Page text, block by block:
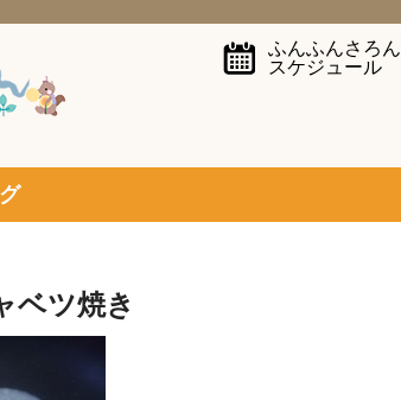
ふんふんさろん
スケジュール
ベツ焼き